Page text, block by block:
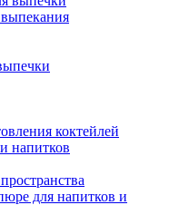
коктейлей
напитков
для напитков и